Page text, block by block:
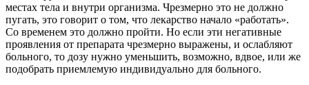
местах тела и внутри организма. Чрезмерно это не должно
пугать, это говорит о том, что лекарство начало «работать».
Со временем это должно пройти. Но если эти негативные
проявления от препарата чрезмерно выражены, и ослабляют
больного, то дозу нужно уменьшить, возможно, вдвое, или же
подобрать приемлемую индивидуально для больного.